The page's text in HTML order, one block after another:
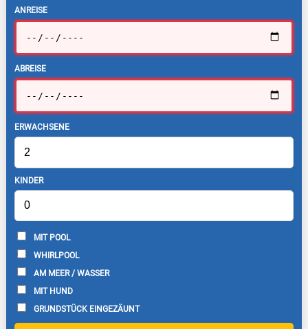
ANREISE
ABREISE
ERWACHSENE
KINDER
MIT POOL
WHIRLPOOL
AM MEER / WASSER
MIT HUND
GRUNDSTÜCK EINGEZÄUNT